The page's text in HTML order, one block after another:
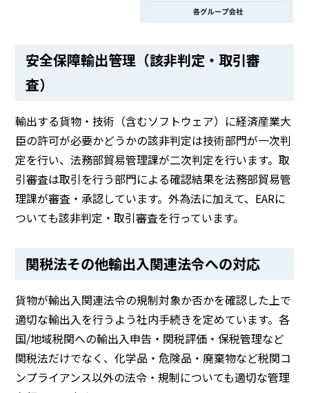
安全保障輸出管理（該非判定・取引審
査）
輸出する貨物・技術（含むソフトウェア）に経済産業大
臣の許可が必要かどうかの該非判定は技術部門が一次判
定を行い、法務部貿易管理課が二次判定を行います。取
引審査は取引を行う部門による確認結果を法務部貿易管
理課が審査・承認しています。外為法に加えて、EARに
ついても該非判定・取引審査を行っています。
関税法その他輸出入関連法令への対応
貨物が輸出入関連法令の規制対象か否かを確認した上で
適切な輸出入を行うよう社内手続きを定めています。各
国/地域税関への輸出入申告・関税評価・保税管理など
関税法だけでなく、化学品・危険品・廃棄物など税関コ
ンプライアンス以外の法令・規制についても適切な管理